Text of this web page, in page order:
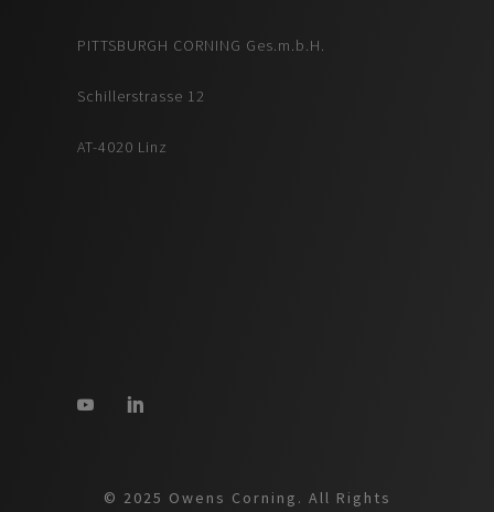
PITTSBURGH CORNING Ges.m.b.H.
Schillerstrasse 12
AT-4020 Linz
© 2025 Owens Corning. All Rights